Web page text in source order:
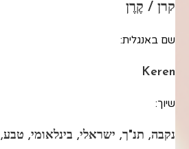
קרן / קֶרֶן
שם באנגלית:
Keren
שיוך:
נקבה, תנ"ך, ישראלי, בינלאומי, טבע,